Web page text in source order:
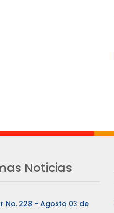
Noticias
No. 228 – Agosto 03 de